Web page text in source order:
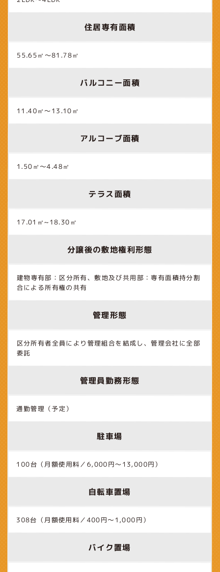
住居専有面積
55.65㎡～81.78㎡
バルコニー面積
11.40㎡～13.10㎡
アルコーブ面積
1.50㎡～4.48㎡
テラス面積
17.01㎡~18.30㎡
分譲後の敷地権利形態
建物専有部：区分所有、敷地及び共用部：専有面積持分割
合による所有権の共有
管理形態
区分所有者全員により管理組合を結成し、管理会社に全部
委託
管理員勤務形態
通勤管理（予定）
駐車場
100台（月額使用料／6,000円～13,000円）
自転車置場
308台（月額使用料／400円～1,000円）
バイク置場